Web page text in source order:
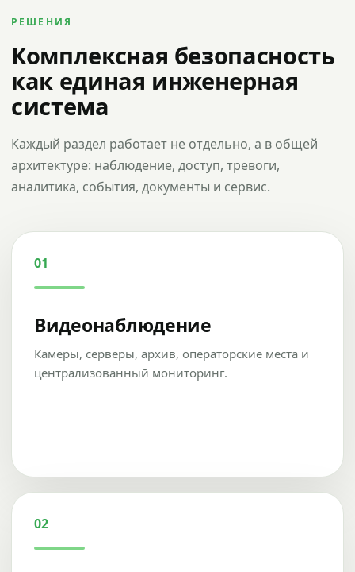
РЕШЕНИЯ
Комплексная безопасность
как единая инженерная
система
Каждый раздел работает не отдельно, а в общей
архитектуре: наблюдение, доступ, тревоги,
аналитика, события, документы и сервис.
01
Видеонаблюдение
Камеры, серверы, архив, операторские места и
централизованный мониторинг.
02